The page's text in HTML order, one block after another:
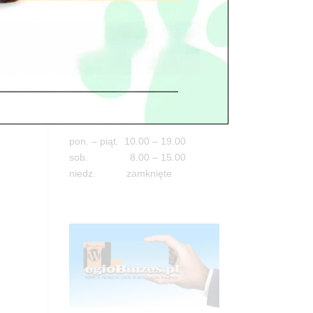
05-100 Nowy Dwór Mazowiecki
tel. 503 900 215
pon. – piąt. 10.00 – 19.00
sob. 8.00 – 15.00
niedz. zamknięte